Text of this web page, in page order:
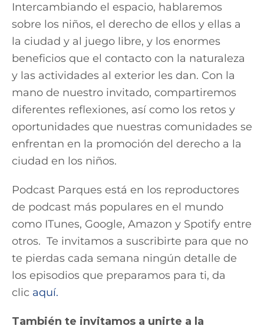
Intercambiando el espacio, hablaremos
sobre los niños, el derecho de ellos y ellas a
la ciudad y al juego libre, y los enormes
beneficios que el contacto con la naturaleza
y las actividades al exterior les dan. Con la
mano de nuestro invitado, compartiremos
diferentes reflexiones, así como los retos y
oportunidades que nuestras comunidades se
enfrentan en la promoción del derecho a la
ciudad en los niños.
Podcast Parques está en los reproductores
de podcast más populares en el mundo
como ITunes, Google, Amazon y Spotify entre
otros. Te invitamos a suscribirte para que no
te pierdas cada semana ningún detalle de
los episodios que preparamos para ti, da
clic aquí.
También te invitamos a unirte a la